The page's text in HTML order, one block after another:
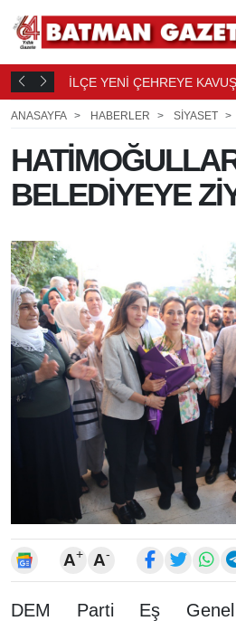
21 İLÇE YENİ ÇEHREYE
ANASAYFA
HABERLER SİYASET
BELEDİYEYE
A+ A-
DEM Parti Eş Genel